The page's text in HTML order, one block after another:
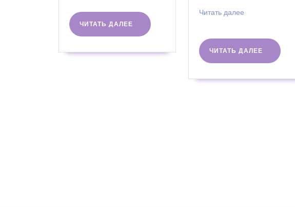
ЧИТАТЬ ДАЛЕЕ
ЧИТАТЬ
ДАЛЕЕ
Читать далее
ЧИТАТЬ ДАЛЕЕ
ЧИТАТЬ
ДАЛЕЕ